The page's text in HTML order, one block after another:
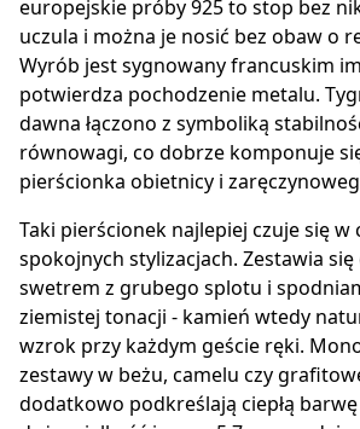
europejskie próby 925 to stop bez
uczula i można je nosić bez obaw o
Wyrób jest sygnowany francuskim
potwierdza pochodzenie metalu.
dawna łączono z symboliką
równowagi, co dobrze komponuje
pierścionka obietnicy i
Taki pierścionek najlepiej czuje się w
spokojnych stylizacjach. Zestawia
swetrem z grubego splotu i
ziemistej tonacji - kamień wtedy
wzrok przy każdym geście ręki.
zestawy w beżu, camelu czy
dodatkowo podkreślają ciepłą